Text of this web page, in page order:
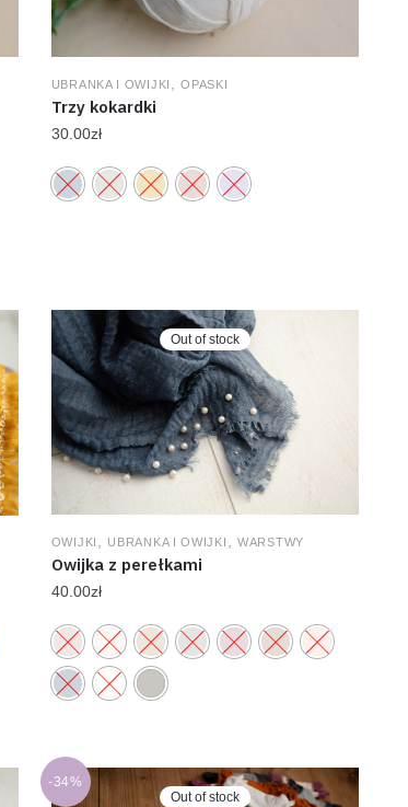
UBRANKA I OWIJKI ,OPASKI
Trzy kokardki
30.00zł
Out of stock
OWIJKI UBRANKA I OWIJKI WARSTWY
Owijka z perełkami
40.00zł
Out of stock
-34%